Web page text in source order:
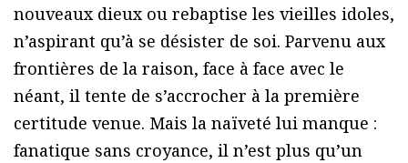
nouveaux dieux ou rebaptise les vieilles idoles,
n’aspirant qu’à se désister de soi. Parvenu aux
frontières de la raison, face à face avec le
néant, il tente de s’accrocher à la première
certitude venue. Mais la naïveté lui manque :
fanatique sans croyance, il n’est plus qu’un